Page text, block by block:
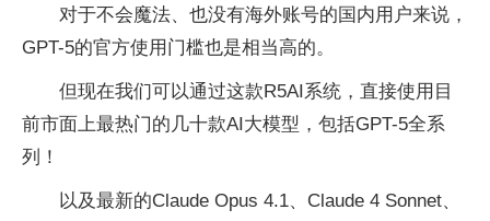
对于不会魔法、也没有海外账号的国内用户来说，
GPT-5的官方使用门槛也是相当高的。
但现在我们可以通过这款R5AI系统，直接使用目
前市面上最热门的几十款AI大模型，包括GPT-5全系
列！
以及最新的Claude Opus 4.1、Claude 4 Sonnet、